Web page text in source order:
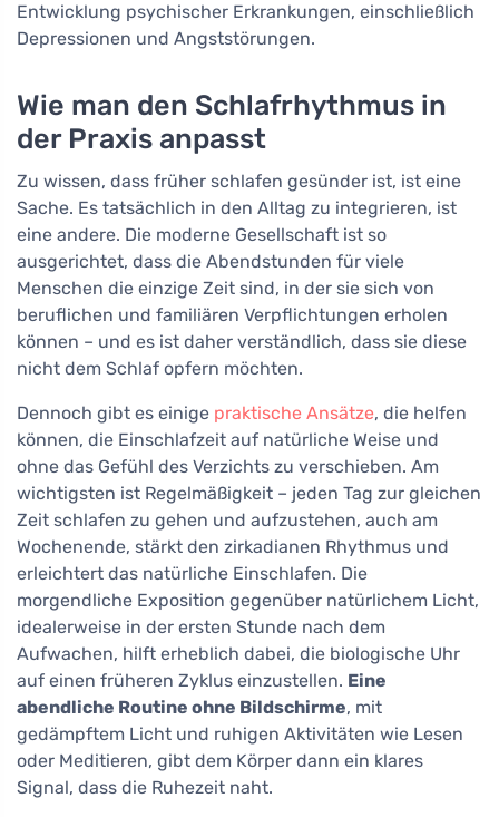
Entwicklung psychischer Erkrankungen, einschließlich
Depressionen und Angststörungen.
Wie man den Schlafrhythmus in
der Praxis anpasst
Zu wissen, dass früher schlafen gesünder ist, ist eine
Sache. Es tatsächlich in den Alltag zu integrieren, ist
eine andere. Die moderne Gesellschaft ist so
ausgerichtet, dass die Abendstunden für viele
Menschen die einzige Zeit sind, in der sie sich von
beruflichen und familiären Verpflichtungen erholen
können – und es ist daher verständlich, dass sie diese
nicht dem Schlaf opfern möchten.
Dennoch gibt es einige praktische Ansätze, die helfen
können, die Einschlafzeit auf natürliche Weise und
ohne das Gefühl des Verzichts zu verschieben. Am
wichtigsten ist Regelmäßigkeit – jeden Tag zur gleichen
Zeit schlafen zu gehen und aufzustehen, auch am
Wochenende, stärkt den zirkadianen Rhythmus und
erleichtert das natürliche Einschlafen. Die
morgendliche Exposition gegenüber natürlichem Licht,
idealerweise in der ersten Stunde nach dem
Aufwachen, hilft erheblich dabei, die biologische Uhr
auf einen früheren Zyklus einzustellen. Eine
abendliche Routine ohne Bildschirme, mit
gedämpftem Licht und ruhigen Aktivitäten wie Lesen
oder Meditieren, gibt dem Körper dann ein klares
Signal, dass die Ruhezeit naht.